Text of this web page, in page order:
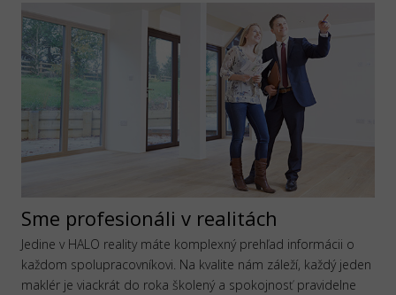
Sme profesionáli v realitách
Jedine v HALO reality máte komplexný prehľad informácii o
každom spolupracovníkovi. Na kvalite nám záleží, každý jeden
maklér je viackrát do roka školený a spokojnosť pravidelne